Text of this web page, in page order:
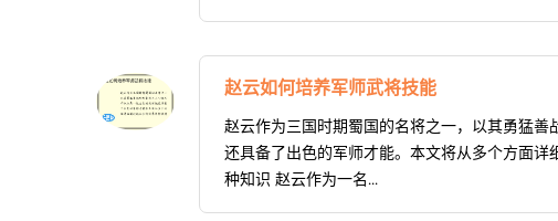
赵云如何培养军师武将技能
赵云作为三国时期蜀国的名将之一，以其勇猛
还具备了出色的军师才能。本文将从多个方面
种知识 赵云作为一名...